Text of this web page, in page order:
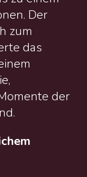
Der
zum
das
der